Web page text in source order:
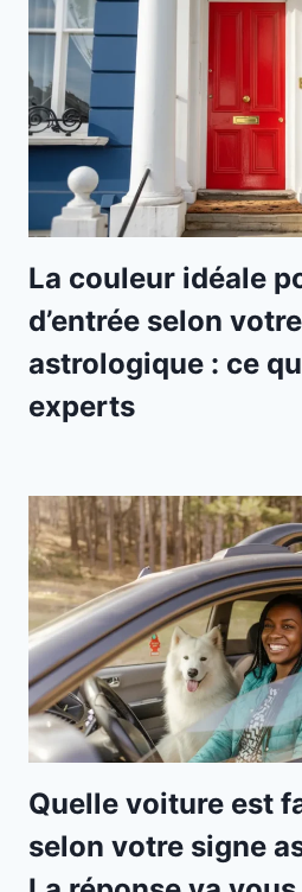
La couleur idéale
d’entrée selon
astrologique : ce
experts
Quelle voiture est
selon votre signe